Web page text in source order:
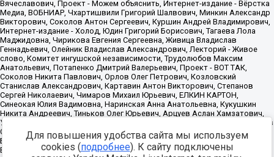
Для повышения удобства сайта мы используем
cookies (подробнее). К сайту подключены